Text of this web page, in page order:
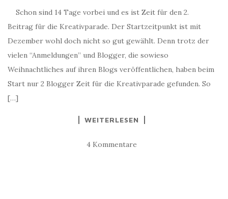
Schon sind 14 Tage vorbei und es ist Zeit für den 2.
Beitrag für die Kreativparade. Der Startzeitpunkt ist mit
Dezember wohl doch nicht so gut gewählt. Denn trotz der
vielen “Anmeldungen” und Blogger, die sowieso
Weihnachtliches auf ihren Blogs veröffentlichen, haben beim
Start nur 2 Blogger Zeit für die Kreativparade gefunden. So
[…]
WEITERLESEN
4 Kommentare